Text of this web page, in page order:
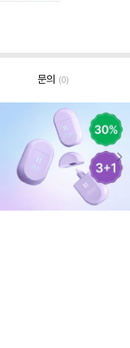
문의 (0)